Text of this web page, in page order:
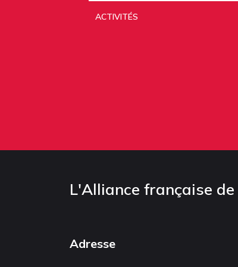
ACTIVITÉS
L'Alliance française
Adresse